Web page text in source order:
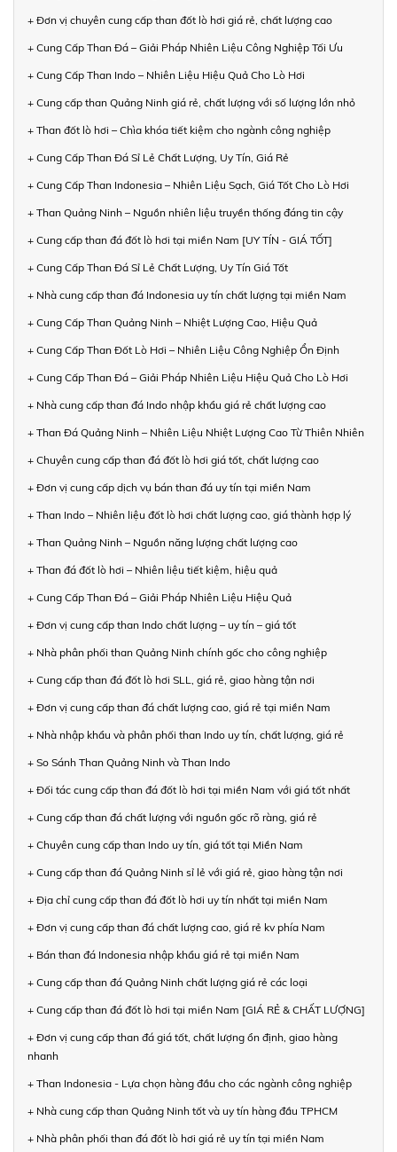
+ Đơn vị chuyên cung cấp than đốt lò hơi giá rẻ, chất lượng cao
+ Cung Cấp Than Đá – Giải Pháp Nhiên Liệu Công Nghiệp Tối Ưu
+ Cung Cấp Than Indo – Nhiên Liệu Hiệu Quả Cho Lò Hơi
+ Cung cấp than Quảng Ninh giá rẻ, chất lượng với số lượng lớn nhỏ
+ Than đốt lò hơi – Chìa khóa tiết kiệm cho ngành công nghiệp
+ Cung Cấp Than Đá Sỉ Lẻ Chất Lượng, Uy Tín, Giá Rẻ
+ Cung Cấp Than Indonesia – Nhiên Liệu Sạch, Giá Tốt Cho Lò Hơi
+ Than Quảng Ninh – Nguồn nhiên liệu truyền thống đáng tin cậy
+ Cung cấp than đá đốt lò hơi tại miền Nam [UY TÍN - GIÁ TỐT]
+ Cung Cấp Than Đá Sỉ Lẻ Chất Lượng, Uy Tín Giá Tốt
+ Nhà cung cấp than đá Indonesia uy tín chất lượng tại miền Nam
+ Cung Cấp Than Quảng Ninh – Nhiệt Lượng Cao, Hiệu Quả
+ Cung Cấp Than Đốt Lò Hơi – Nhiên Liệu Công Nghiệp Ổn Định
+ Cung Cấp Than Đá – Giải Pháp Nhiên Liệu Hiệu Quả Cho Lò Hơi
+ Nhà cung cấp than đá Indo nhập khẩu giá rẻ chất lượng cao
+ Than Đá Quảng Ninh – Nhiên Liệu Nhiệt Lượng Cao Từ Thiên Nhiên
+ Chuyên cung cấp than đá đốt lò hơi giá tốt, chất lượng cao
+ Đơn vị cung cấp dịch vụ bán than đá uy tín tại miền Nam
+ Than Indo – Nhiên liệu đốt lò hơi chất lượng cao, giá thành hợp lý
+ Than Quảng Ninh – Nguồn năng lượng chất lượng cao
+ Than đá đốt lò hơi – Nhiên liệu tiết kiệm, hiệu quả
+ Cung Cấp Than Đá – Giải Pháp Nhiên Liệu Hiệu Quả
+ Đơn vị cung cấp than Indo chất lượng – uy tín – giá tốt
+ Nhà phân phối than Quảng Ninh chính gốc cho công nghiệp
+ Cung cấp than đá đốt lò hơi SLL, giá rẻ, giao hàng tận nơi
+ Đơn vị cung cấp than đá chất lượng cao, giá rẻ tại miền Nam
+ Nhà nhập khẩu và phân phối than Indo uy tín, chất lượng, giá rẻ
+ So Sánh Than Quảng Ninh và Than Indo
+ Đối tác cung cấp than đá đốt lò hơi tại miền Nam với giá tốt nhất
+ Cung cấp than đá chất lượng với nguồn gốc rõ ràng, giá rẻ
+ Chuyên cung cấp than Indo uy tín, giá tốt tại Miền Nam
+ Cung cấp than đá Quảng Ninh sỉ lẻ với giá rẻ, giao hàng tận nơi
+ Địa chỉ cung cấp than đá đốt lò hơi uy tín nhất tại miền Nam
+ Đơn vị cung cấp than đá chất lượng cao, giá rẻ kv phía Nam
+ Bán than đá Indonesia nhập khẩu giá rẻ tại miền Nam
+ Cung cấp than đá Quảng Ninh chất lượng giá rẻ các loại
+ Cung cấp than đá đốt lò hơi tại miền Nam [GIÁ RẺ & CHẤT LƯỢNG]
+ Đơn vị cung cấp than đá giá tốt, chất lượng ổn định, giao hàng
nhanh
+ Than Indonesia - Lựa chọn hàng đầu cho các ngành công nghiệp
+ Nhà cung cấp than Quảng Ninh tốt và uy tín hàng đầu TPHCM
+ Nhà phân phối than đá đốt lò hơi giá rẻ uy tín tại miền Nam